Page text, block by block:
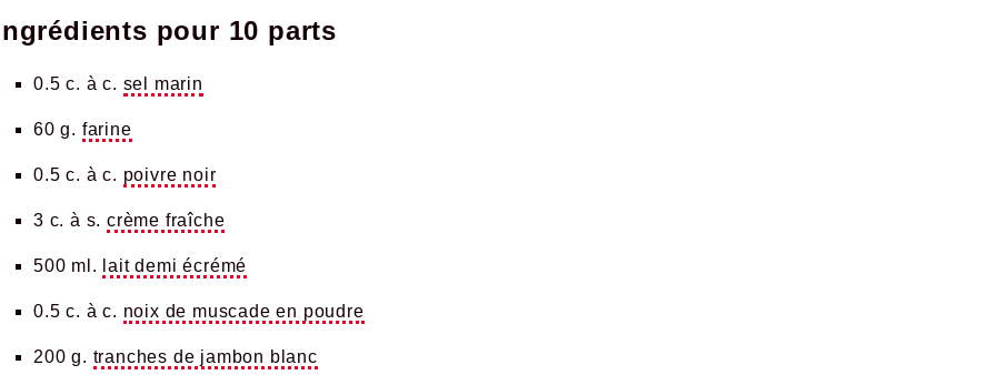
Ingrédients pour 10 parts
0.5 c. à c. sel marin
60 g. farine
0.5 c. à c. poivre noir
3 c. à s. crème fraîche
500 ml. lait demi écrémé
0.5 c. à c. noix de muscade en poudre
200 g. tranches de jambon blanc